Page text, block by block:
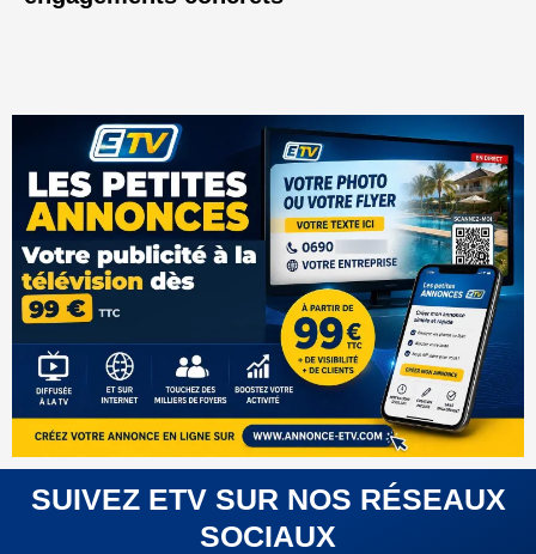
SUIVEZ ETV SUR NOS RÉSEAUX
SOCIAUX